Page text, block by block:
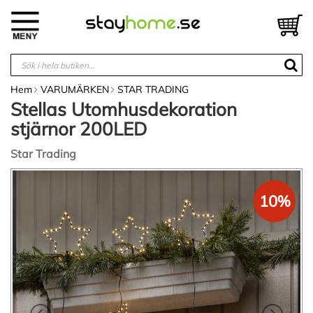
innehållet
Hem VARUMÄRKEN STAR TRADING
Stellas Utomhusdekoration
stjärnor 200LED
Star Trading
bildgalleriet
10%